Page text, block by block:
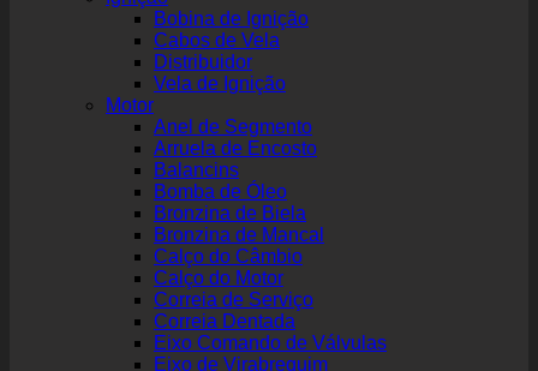
Bobina de Ignição
Cabos de Vela
Distribuidor
Vela de Ignição
Motor
Anel de Segmento
Arruela de Encosto
Balancins
Bomba de Óleo
Bronzina de Biela
Bronzina de Mancal
Calço do Câmbio
Calço do Motor
Correia de Serviço
Correia Dentada
Eixo Comando de Válvulas
Eixo de Virabrequim